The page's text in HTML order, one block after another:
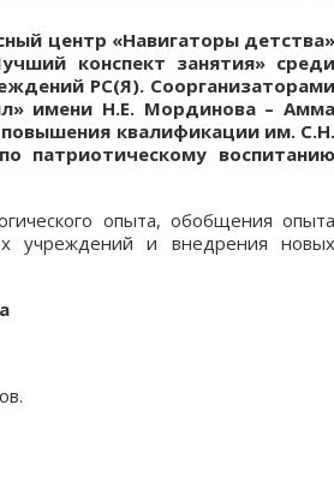
центр «Навигаторы детства»
конспект занятия» среди
РС(Я). Соорганизаторами
имени Н.Е. Мординова – Амма
квалификации им. С.Н.
патриотическому воспитанию
опыта, обобщения опыта
учреждений и внедрения новых